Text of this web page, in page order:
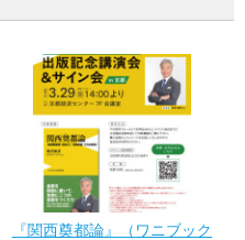
『関西奠都論』（ワニブック